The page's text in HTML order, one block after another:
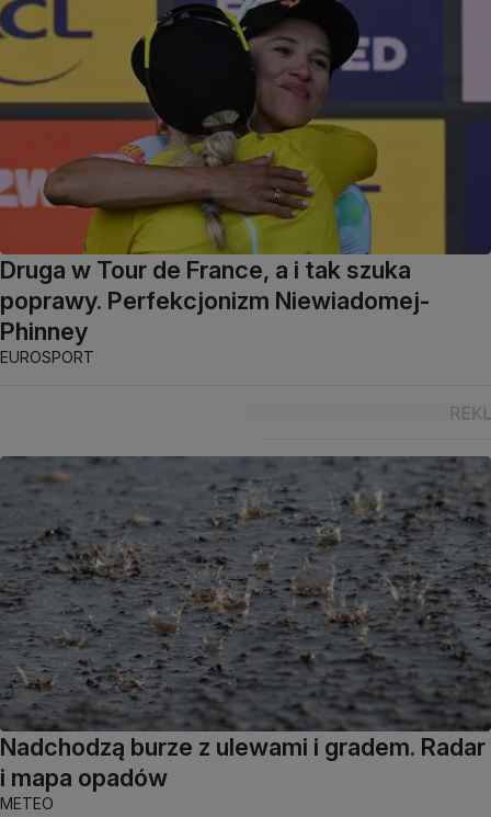
Druga w Tour de France, a i tak szuka
poprawy. Perfekcjonizm Niewiadomej-
Phinney
EUROSPORT
Nadchodzą burze z ulewami i gradem. Radar
i mapa opadów
METEO